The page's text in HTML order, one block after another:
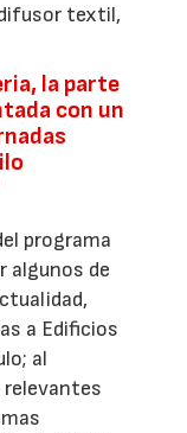
textil,
la parte
con un
programa
algunos de
a Edificios
al
relevantes